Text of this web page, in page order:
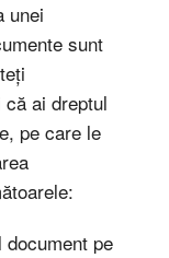
unei
sunt
ai dreptul
pe care le
pe